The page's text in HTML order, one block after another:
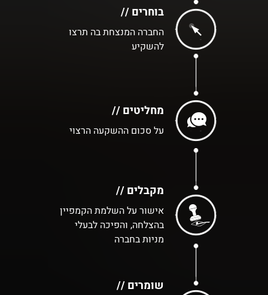
בוחרים //
החברה המנצחת בה תרצו
להשקיע
מחליטים //
על סכום ההשקעה הרצוי
מקבלים //
אישור על השלמת הקמפיין
בהצלחה, והפיכה לבעלי
מניות בחברה
שומרים //